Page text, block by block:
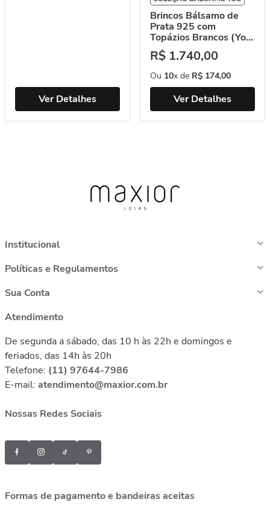
Ver Detalhes
Brincos Bálsamo de
Prata 925 com
Topázios Brancos (You
by Maxior)
R$ 1.740,00
Ou 10x de R$ 174,00
Ver Detalhes
Institucional
Políticas e Regulamentos
Sua Conta
Atendimento
De segunda a sábado, das 10 h às 22h e domingos e
feriados, das 14h às 20h
Telefone: (11) 97644-7986
E-mail: atendimento@maxior.com.br
Nossas Redes Sociais
Formas de pagamento e bandeiras aceitas